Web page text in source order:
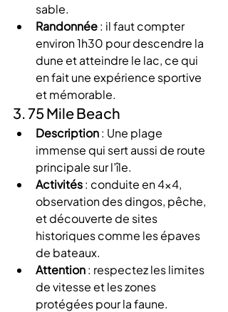
sable.
Randonnée : il faut compter
environ 1h30 pour descendre la
dune et atteindre le lac, ce qui
en fait une expérience sportive
et mémorable.
3. 75 Mile Beach
Description : Une plage
immense qui sert aussi de route
principale sur l’île.
Activités : conduite en 4×4,
observation des dingos, pêche,
et découverte de sites
historiques comme les épaves
de bateaux.
Attention : respectez les limites
de vitesse et les zones
protégées pour la faune.